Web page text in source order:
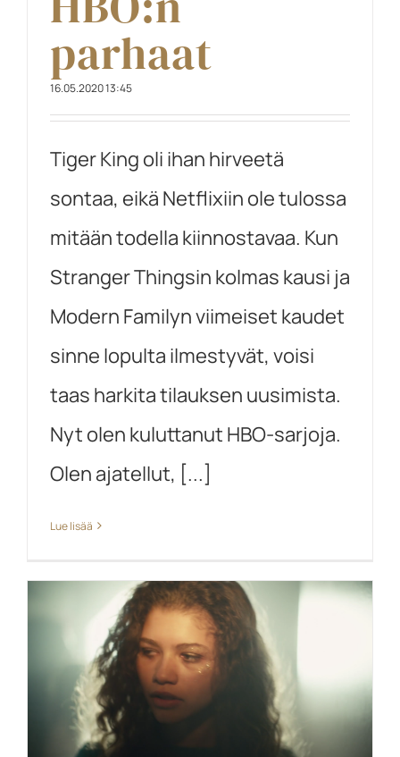
parhaat
16.05.2020 13:45
Tiger King oli ihan hirveetä
sontaa, eikä Netflixiin ole tulossa
mitään todella kiinnostavaa. Kun
Stranger Thingsin kolmas kausi ja
Modern Familyn viimeiset kaudet
sinne lopulta ilmestyvät, voisi
taas harkita tilauksen uusimista.
Nyt olen kuluttanut HBO-sarjoja.
Olen ajatellut, [...]
Lue lisää